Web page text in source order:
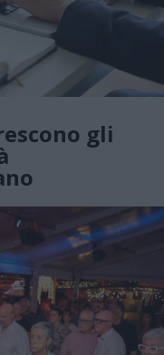
gli